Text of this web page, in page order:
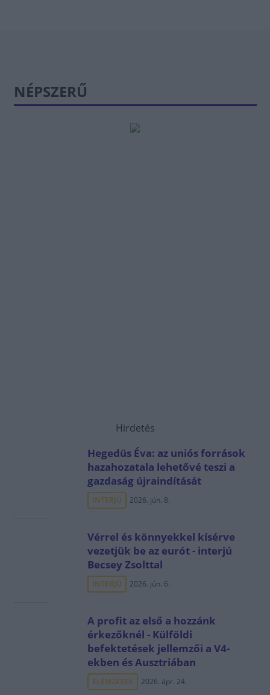
NÉPSZERŰ
Hirdetés
Hegedüs Éva: az uniós források
hazahozatala lehetővé teszi a
gazdaság újraindítását
INTERJÚ 2026. jún. 8.
Vérrel és könnyekkel kísérve
vezetjük be az eurót - interjú
Becsey Zsolttal
INTERJÚ 2026. jún. 6.
A profit az első a hozzánk
érkezőknél - Külföldi
befektetések jellemzői a V4-
ekben és Ausztriában
ELEMZÉSEK 2026. ápr. 24.